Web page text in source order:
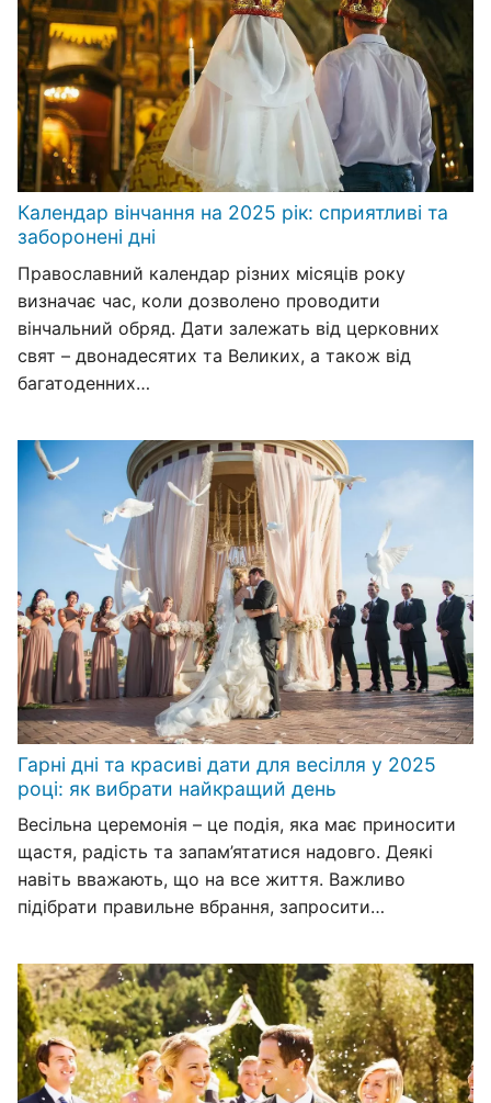
Календар вінчання на 2025 рік: сприятливі та
заборонені дні
Православний календар різних місяців року
визначає час, коли дозволено проводити
вінчальний обряд. Дати залежать від церковних
свят – двонадесятих та Великих, а також від
багатоденних…
Гарні дні та красиві дати для весілля у 2025
році: як вибрати найкращий день
Весільна церемонія – це подія, яка має приносити
щастя, радість та запам’ятатися надовго. Деякі
навіть вважають, що на все життя. Важливо
підібрати правильне вбрання, запросити…